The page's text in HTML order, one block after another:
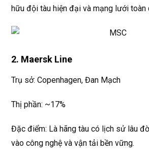
hữu đội tàu hiện đại và mạng lưới toàn
2. Maersk Line
Trụ sở: Copenhagen, Đan Mạch
Thị phần: ~17%
Đặc điểm: Là hãng tàu có lịch sử lâu
vào công nghệ và vận tải bền vững.